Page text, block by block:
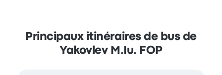
Principaux itinéraires de bus de
Yakovlev M.Iu. FOP